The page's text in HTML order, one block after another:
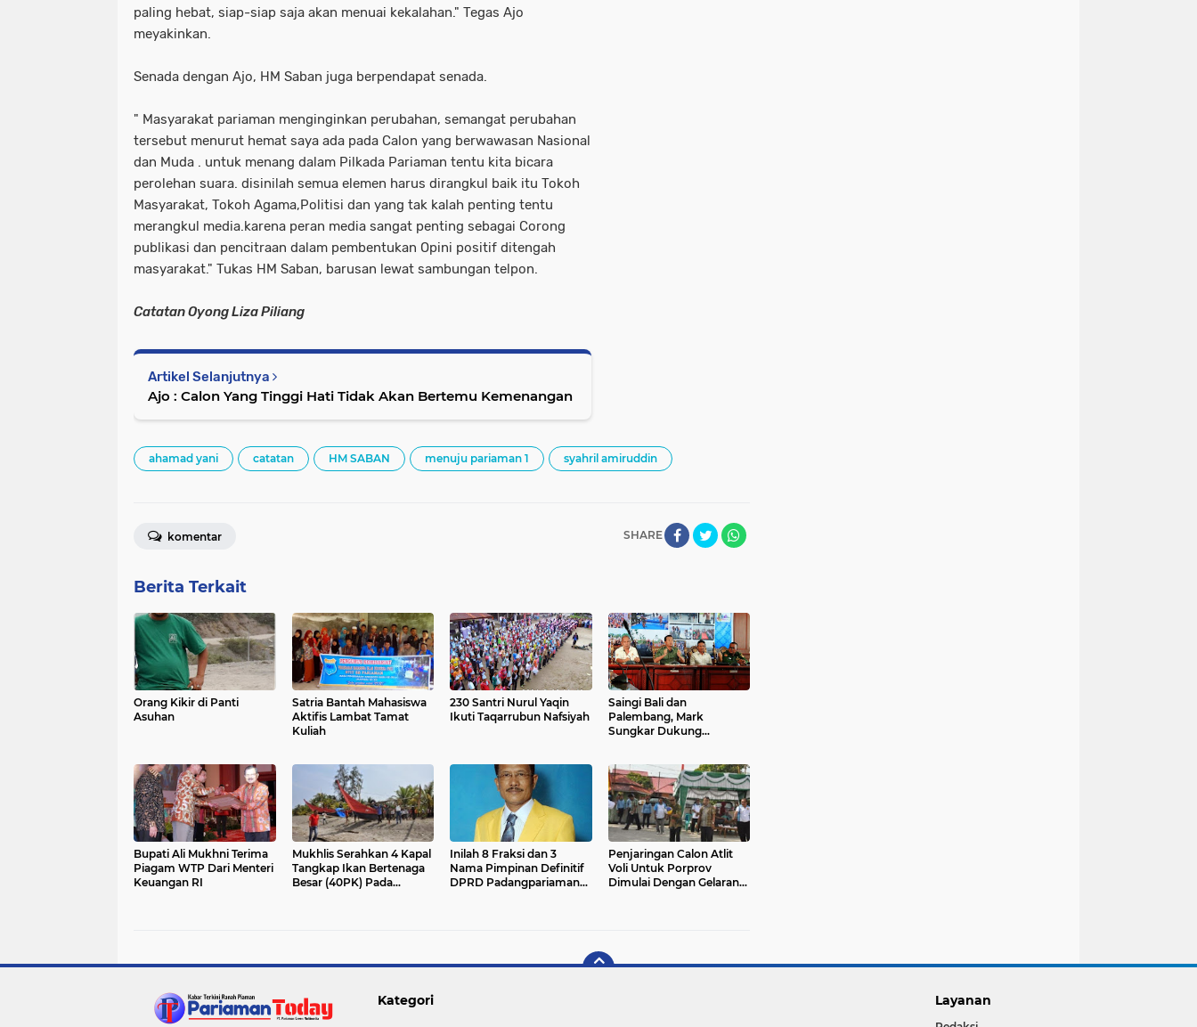
paling hebat, siap-siap saja akan menuai kekalahan." Tegas Ajo
meyakinkan.
Senada dengan Ajo, HM Saban juga berpendapat senada.
" Masyarakat pariaman menginginkan perubahan, semangat perubahan
tersebut menurut hemat saya ada pada Calon yang berwawasan Nasional
dan Muda . untuk menang dalam Pilkada Pariaman tentu kita bicara
perolehan suara. disinilah semua elemen harus dirangkul baik itu Tokoh
Masyarakat, Tokoh Agama,Politisi dan yang tak kalah penting tentu
merangkul media.karena peran media sangat penting sebagai Corong
publikasi dan pencitraan dalam pembentukan Opini positif ditengah
masyarakat." Tukas HM Saban, barusan lewat sambungan telpon.
Catatan Oyong Liza Piliang
Artikel Selanjutnya
Ajo : Calon Yang Tinggi Hati Tidak Akan Bertemu Kemenangan
ahamad yani catatan HM SABAN menuju pariaman 1 syahril amiruddin
SHARE
komentar
Berita Terkait
Orang Kikir di Panti
Asuhan
Satria Bantah Mahasiswa
Aktifis Lambat Tamat
Kuliah
230 Santri Nurul Yaqin
Ikuti Taqarrubun Nafsiyah
Saingi Bali dan
Palembang, Mark
Sungkar Dukung
Bupati Ali Mukhni Terima
Piagam WTP Dari Menteri
Keuangan RI
Mukhlis Serahkan 4 Kapal
Tangkap Ikan Bertenaga
Besar (40PK) Pada
Inilah 8 Fraksi dan 3
Nama Pimpinan Definitif
DPRD Padangpariaman
Penjaringan Calon Atlit
Voli Untuk Porprov
Dimulai Dengan Gelaran
Kategori Layanan